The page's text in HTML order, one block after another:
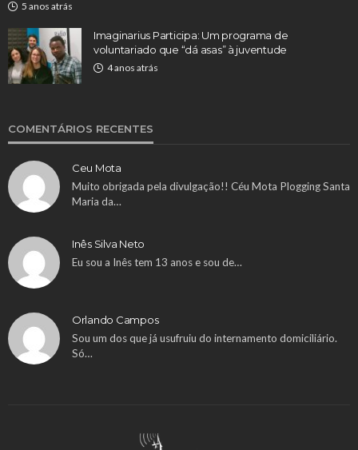
5 anos atrás
Imaginarius Participa: Um programa de
voluntariado que “dá asas” à juventude
4 anos atrás
COMENTÁRIOS RECENTES
Ceu Mota
Muito obrigada pela divulgação!! Céu Mota Plogging Santa
Maria da…
Inês Silva Neto
Eu sou a Inês tem 13 anos e sou de…
Orlando Campos
Sou um dos que já usufruiu do internamento domiciliário.
Só…